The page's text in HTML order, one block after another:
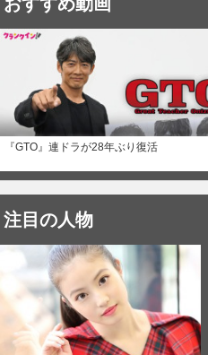
『GTO』連ドラが28年ぶり復活
注目の人物